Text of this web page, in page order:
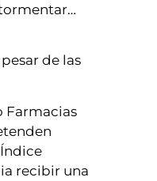
de las
Farmacias
recibir una